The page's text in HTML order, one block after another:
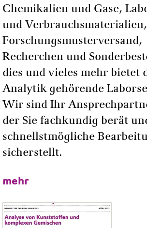
Chemikalien und Gase,
und Verbrauchsmaterialien,
Forschungsmusterversand,
Recherchen und
dies und vieles mehr bietet
Analytik gehörende
Wir sind Ihr
der Sie fachkundig berät
schnellstmögliche
sicherstellt.
mehr